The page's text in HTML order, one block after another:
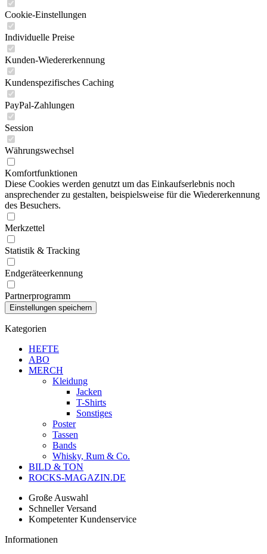
Cookie-Einstellungen
Individuelle Preise
Kunden-Wiedererkennung
Kundenspezifisches Caching
PayPal-Zahlungen
Session
Währungswechsel
Komfortfunktionen
Diese Cookies werden genutzt um das Einkaufserlebnis noch
ansprechender zu gestalten, beispielsweise für die Wiedererkennung
des Besuchers.
Merkzettel
Statistik & Tracking
Endgeräteerkennung
Partnerprogramm
Kategorien
HEFTE
ABO
MERCH
Kleidung
Jacken
T-Shirts
Sonstiges
Poster
Tassen
Bands
Whisky, Rum & Co.
BILD & TON
ROCKS-MAGAZIN.DE
Große Auswahl
Schneller Versand
Kompetenter Kundenservice
Informationen